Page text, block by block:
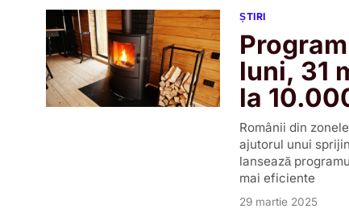
ȘTIRI
luni, 31
la
Românii din
ajutorul unui
lansează
mai eficiente
29 martie 2025